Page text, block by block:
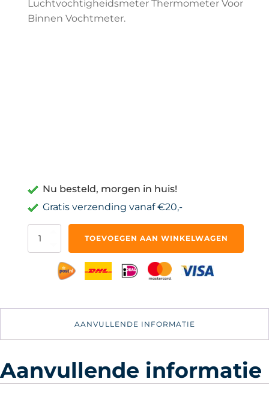
Luchtvochtigheidsmeter Thermometer Voor
Binnen Vochtmeter.
Nu besteld, morgen in huis!
Gratis verzending vanaf €20,-
Hygrometer
Luchtvochtigheidsmeter
Thermometer
Batterij
TOEVOEGEN AAN WINKELWAGEN
AANVULLENDE INFORMATIE
Aanvullende informatie